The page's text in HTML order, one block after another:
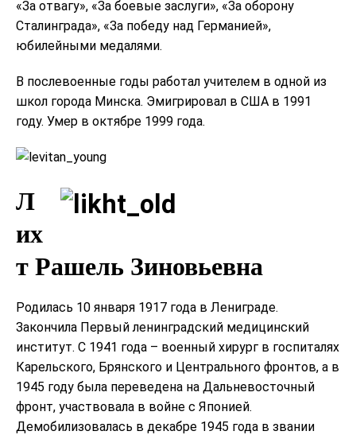
«За отвагу», «За боевые заслуги», «За оборону
Сталинграда», «За победу над Германией»,
юбилейными медалями.
В послевоенные годы работал учителем в одной из
школ города Минска. Эмигрировал в США в 1991
году. Умер в октябре 1999 года.
Л
их
т Рашель Зиновьевна
Родилась 10 января 1917 года в Лениграде.
Закончила Первый ленинградский медицинский
институт. С 1941 года – военный хирург в госпиталях
Карельского, Брянского и Центрального фронтов, а в
1945 году была переведена на Дальневосточный
фронт, участвовала в войне с Японией.
Демобилизовалась в декабре 1945 года в звании